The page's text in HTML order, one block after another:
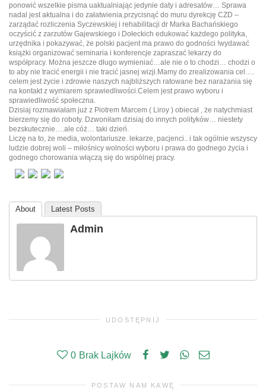
ponowić wszelkie pisma uaktualniając jedynie daty i adresatów… Sprawa
nadal jest aktualna i do załatwienia.przycisnąć do muru dyrekcję CZD –
zarządać rozliczenia Syczewskiej i rehabilitacji dr Marka Bachańskiego
oczyścić z zarzutów Gajewskiego i Dołeckich edukować każdego polityka,
urzędnika i pokazywać, że polski pacjent ma prawo do godności !wydawać
książki organizować seminaria i konferencje zapraszać lekarzy do
współpracy. Można jeszcze długo wymieniać…ale nie o to chodzi… chodzi o
to aby nie tracić energii i nie tracić jasnej wizji.Mamy do zrealizowania cel….
celem jest życie i zdrowie naszych najbliższych ratowane bez narażania się
na kontakt z wymiarem sprawiedliwości.Celem jest prawo wyboru i
sprawiedliwość społeczna.
Dzisiaj rozmawiałam już z Piotrem Marcem ( Liroy ) obiecał , że natychmiast
bierzemy się do roboty. Dzwoniłam dzisiaj do innych polityków… niestety
bezskutecznie….ale cóż… taki dzień.
Liczę na to, że media, wolontariusze. lekarze, pacjenci.. i tak ogólnie wszyscy
ludzie dobrej woli – miłośnicy wolności wyboru i prawa do godnego życia i
godnego chorowania włączą się do wspólnej pracy.
About Latest Posts
Admin
UDOSTĘPNIJ
0 Brak Lajków
POSTAW NAM KAWĘ